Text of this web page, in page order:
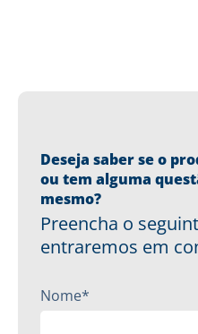
Deseja saber se o
ou tem alguma
mesmo?
Preencha o
entraremos em
Nome*